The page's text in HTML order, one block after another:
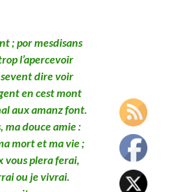
; por mesdisans
l’apercevoir
dire voir
en cest mont
aux amanz font.
ma douce amie :
mort et ma vie ;
vous plera ferai,
ou je vivrai.